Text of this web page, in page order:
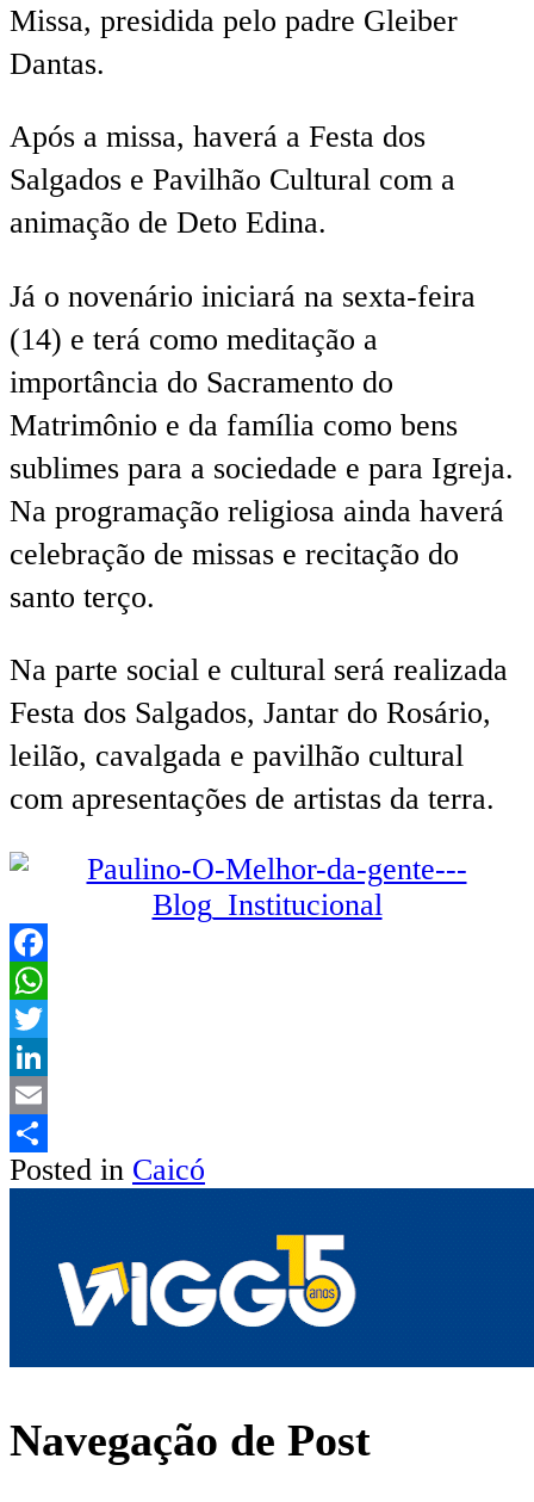
Missa, presidida pelo padre Gleiber
Dantas.
Após a missa, haverá a Festa dos
Salgados e Pavilhão Cultural com a
animação de Deto Edina.
Já o novenário iniciará na sexta-feira
(14) e terá como meditação a
importância do Sacramento do
Matrimônio e da família como bens
sublimes para a sociedade e para Igreja.
Na programação religiosa ainda haverá
celebração de missas e recitação do
santo terço.
Na parte social e cultural será realizada
Festa dos Salgados, Jantar do Rosário,
leilão, cavalgada e pavilhão cultural
com apresentações de artistas da terra.
Facebook
WhatsApp
Twitter
LinkedIn
Email
Share
Posted in Caicó
Navegação de Post